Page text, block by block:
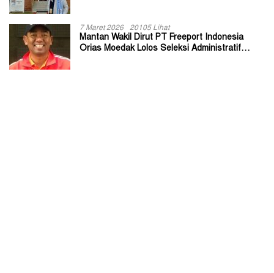
7 Maret 2026 20105 Lihat
Mantan Wakil Dirut PT Freeport Indonesia
Orias Moedak Lolos Seleksi Administratif